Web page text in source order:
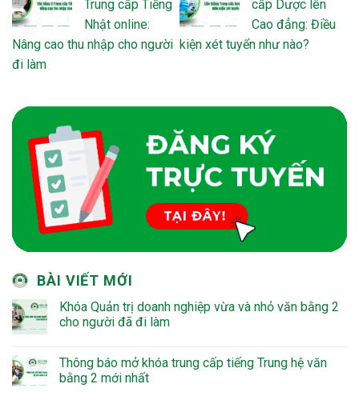
Trung cấp Tiếng
Nhật online:
Nâng cao thu nhập cho người
đi làm
cấp Dược lên
Cao đẳng: Điều
kiện xét tuyển như nào?
BÀI VIẾT MỚI
Khóa Quản trị doanh nghiệp vừa và nhỏ văn bằng 2
cho người đã đi làm
Thông báo mở khóa trung cấp tiếng Trung hệ văn
bằng 2 mới nhất